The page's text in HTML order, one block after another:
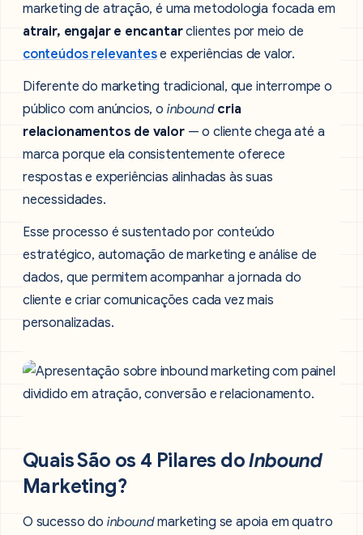
marketing de atração, é uma metodologia focada em
atrair, engajar e encantarclientes por meio de
conteúdos relevantese experiências de valor.
Diferente do marketing tradicional, que interrompe o
público com anúncios, o inbound cria
relacionamentos de valor — o cliente chega até a
marca porque ela consistentemente oferece
respostas e experiências alinhadas às suas
necessidades.
Esse processo é sustentado por conteúdo
estratégico, automação de marketing e análise de
dados, que permitem acompanhar a jornada do
cliente e criar comunicações cada vez mais
personalizadas.
Quais São os 4 Pilares doInbound
Marketing?
O sucesso do inboundmarketing se apoia em quatro